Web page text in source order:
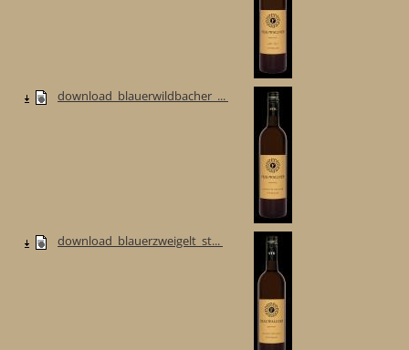
download_blauerwildbacher_...
download_blauerzweigelt_st...